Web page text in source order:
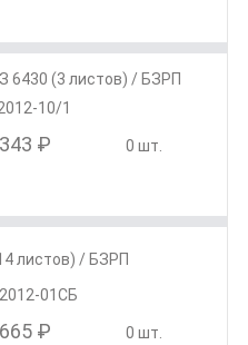
6430 (3 листов) / БЗРП
10/1
₽ 0 шт.
листов) / БЗРП
01СБ
₽ 0 шт.